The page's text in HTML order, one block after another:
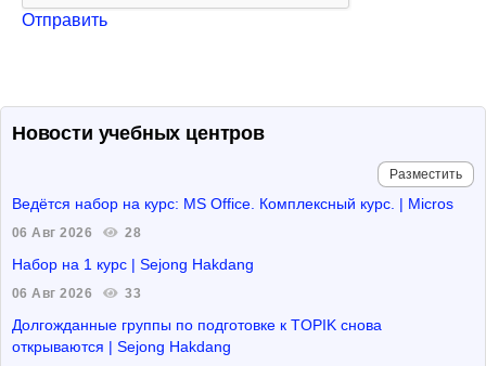
Отправить
Новости учебных центров
Разместить
Ведётся набор на курс: MS Office. Комплексный курс. | Micros
06 Авг 2026 28
Набор на 1 курс | Sejong Hakdang
06 Авг 2026 33
Долгожданные группы по подготовке к TOPIK снова
открываются | Sejong Hakdang